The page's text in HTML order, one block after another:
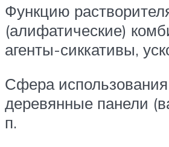
Функцию
(алифатические)
агенты-сиккативы,
Сфера
деревянные панели
п.